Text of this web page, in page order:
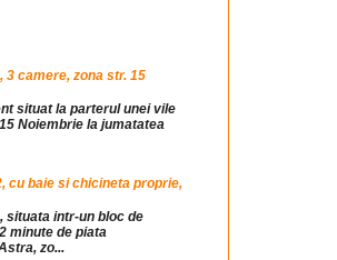
camere, zona str. 15
situat la parterul unei vile
Noiembrie la jumatatea
cu baie si chicineta proprie,
situata intr-un bloc de
minute de piata
zo...